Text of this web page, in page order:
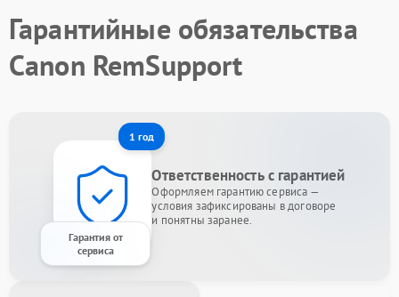
Гарантийные обязательства
Canon RemSupport
1 год
Гарантия от
сервиса
Ответственность с гарантией
Оформляем гарантию сервиса —
условия зафиксированы в договоре
и понятны заранее.